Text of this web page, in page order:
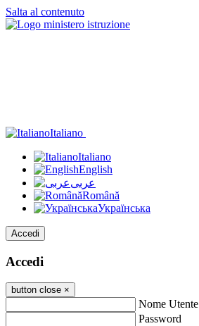
Salta al contenuto
Italiano
Italiano
English
عربى
Română
Українська
Accedi
Accedi
button close ×
Nome Utente
Password